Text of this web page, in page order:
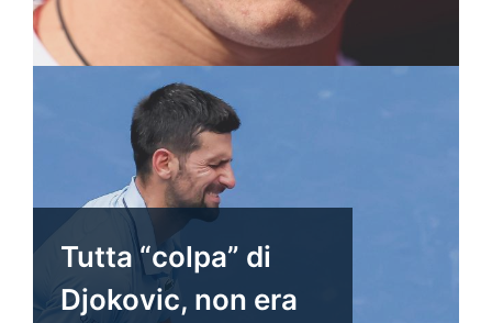
Tutta “colpa” di
Djokovic, non era